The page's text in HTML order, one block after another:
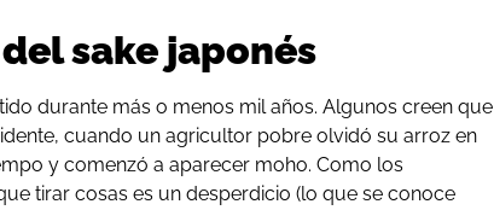
sake japonés
durante más o menos mil años. Algunos creen que
cuando un agricultor pobre olvidó su arroz en
y comenzó a aparecer moho. Como los
tirar cosas es un desperdicio (lo que se conoce